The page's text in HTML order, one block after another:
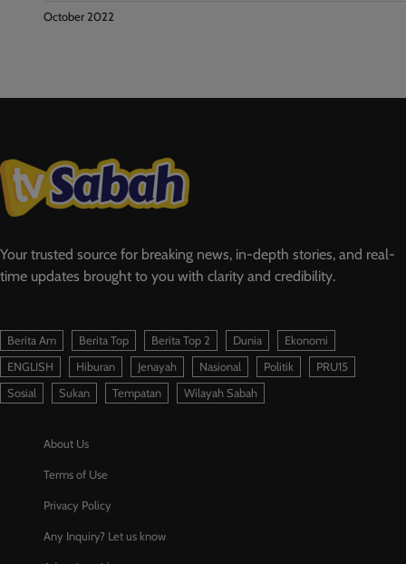
October 2022
Your trusted source for breaking news, in-depth stories, and real-
time updates brought to you with clarity and credibility.
Berita Am Berita Top Berita Top 2 Dunia
Ekonomi
ENGLISH
Hiburan Jenayah Nasional Politik
PRU15
Sosial
Sukan Tempatan Wilayah Sabah
About Us
Terms of Use
Privacy Policy
Any Inquiry? Let us know